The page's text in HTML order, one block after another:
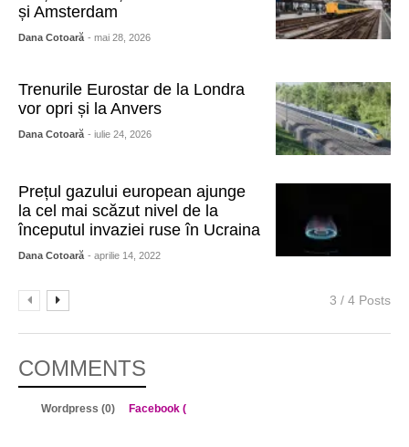
și Amsterdam
Dana Cotoară - mai 28, 2026
Trenurile Eurostar de la Londra
vor opri și la Anvers
Dana Cotoară - iulie 24, 2026
Prețul gazului european ajunge
la cel mai scăzut nivel de la
începutul invaziei ruse în Ucraina
Dana Cotoară - aprilie 14, 2022
3 / 4 Posts
COMMENTS
Wordpress (0) Facebook (